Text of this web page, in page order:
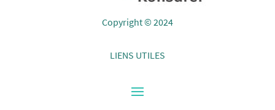
Copyright © 2024
LIENS UTILES